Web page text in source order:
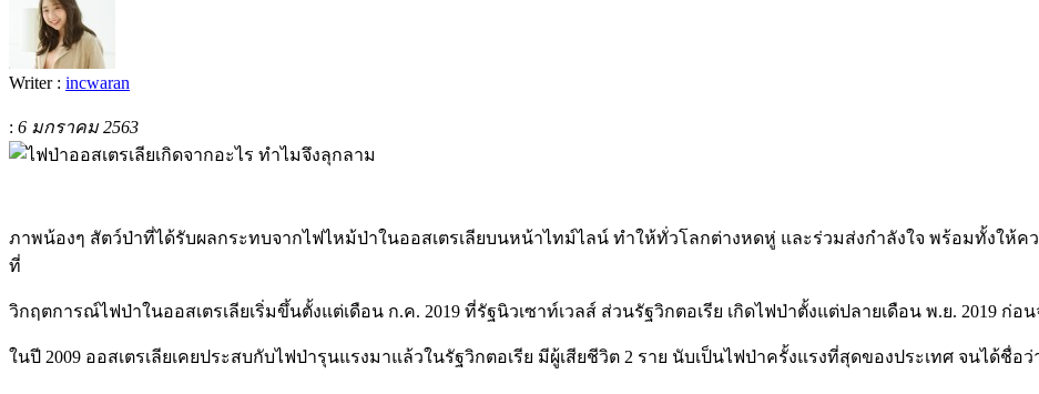
Writer : incwaran
: 6 มกราคม 2563
ภาพน้องๆ สัตว์ป่าที่ได้รับผลกระทบจากไฟไหม้ป่าในออสเตรเลียบนหน้าไทม์ไลน์ ทำให้ทั่วโลกต่างหดหู่ และร่วมส่งกำลังใจ พร้อมทั้งให้ค
ที่
วิกฤตการณ์ไฟป่าในออสเตรเลียเริ่มขึ้นตั้งแต่เดือน ก.ค. 2019 ที่รัฐนิวเซาท์เวลส์ ส่วนรัฐวิกตอเรีย เกิดไฟป่าตั้งแต่ปลายเดือน พ.ย. 2019 ก่
ในปี 2009 ออสเตรเลียเคยประสบกับไฟป่ารุนแรงมาแล้วในรัฐวิกตอเรีย มีผู้เสียชีวิต 2 ราย นับเป็นไฟป่าครั้งแรงที่สุดของประเทศ จนได้ชื่อว่า